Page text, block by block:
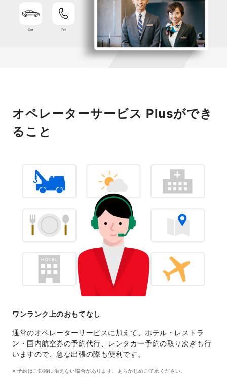
オペレーターサービス Plusができ
ること
ワンランク上のおもてなし
通常のオペレーターサービスに加えて、ホテル・レストラ
ン・国内航空券の予約代行、レンタカー予約の取り次ぎも行
いますので、急な出張の際も便利です。
予約はご期待に沿えない場合があります。あらかじめご了承ください。